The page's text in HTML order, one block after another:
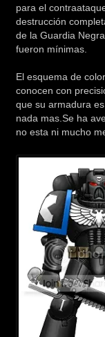
para el
destrucción
de la Guardia
fueron mínimas.
El esquema de
conocen con
que su armadura
nada mas.Se ha
no esta ni mucho